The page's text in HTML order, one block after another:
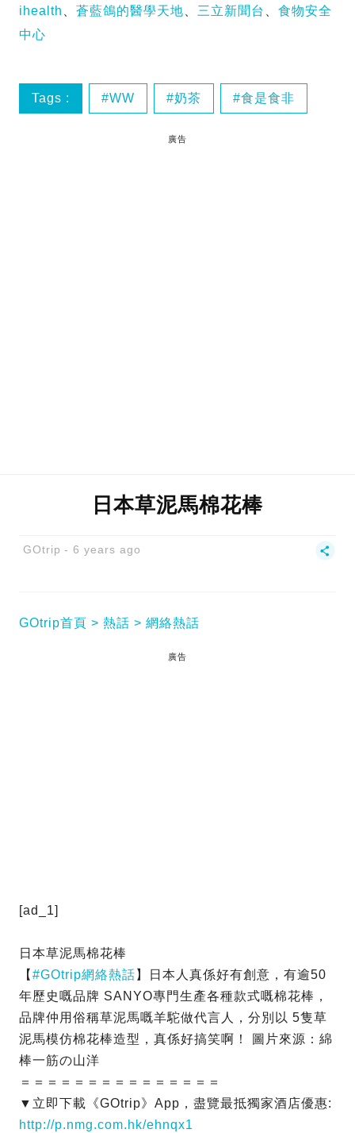
ihealth 蒼藍鴿的醫學天地 三立新聞台
食物安全
中心
Tags : WW 奶茶 食是食非
廣告
日本草泥馬棉花棒
GOtrip 6 years ago
GOtrip首頁 熱話 網絡熱話
廣告
[ad_1]
日本草泥馬棉花棒
【 #GOtrip網絡熱話 】日本人真係好有創意，有逾50
年歷史嘅品牌 SANYO專門生產各種款式嘅棉花棒，
品牌仲用俗稱草泥馬嘅羊駝做代言人，分別以 5隻草
泥馬模仿棉花棒造型，真係好搞笑啊！ 圖片來源：綿
棒一筋の山洋
＝＝＝＝＝＝＝＝＝＝＝＝＝＝＝
▼立即下載《GOtrip》App，盡覽最抵獨家酒店優惠:
http://p.nmg.com.hk/ehnqx1